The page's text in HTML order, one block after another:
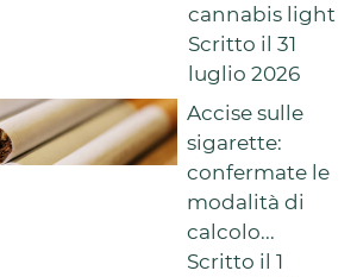
cannabis light
Scritto il 31
luglio 2026
Accise sulle
sigarette:
confermate le
modalità di
calcolo...
Scritto il 1